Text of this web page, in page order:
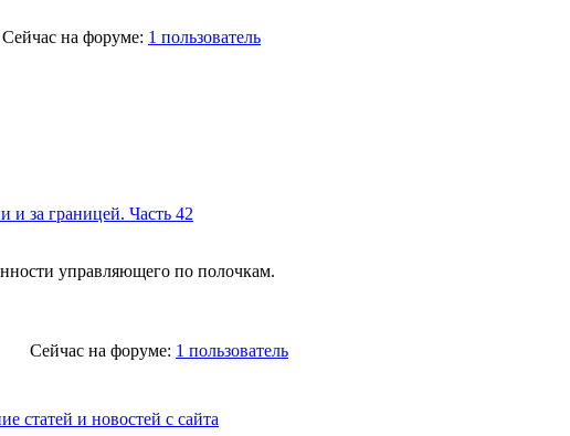
Сейчас на форуме: 1 пользователь
и за границей. Часть 42
управляющего по полочкам.
Сейчас на форуме: 1 пользователь
статей и новостей с сайта